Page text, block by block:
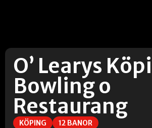
O’ Learys
Bowling o
Restaurang
KÖPING 12 BANOR